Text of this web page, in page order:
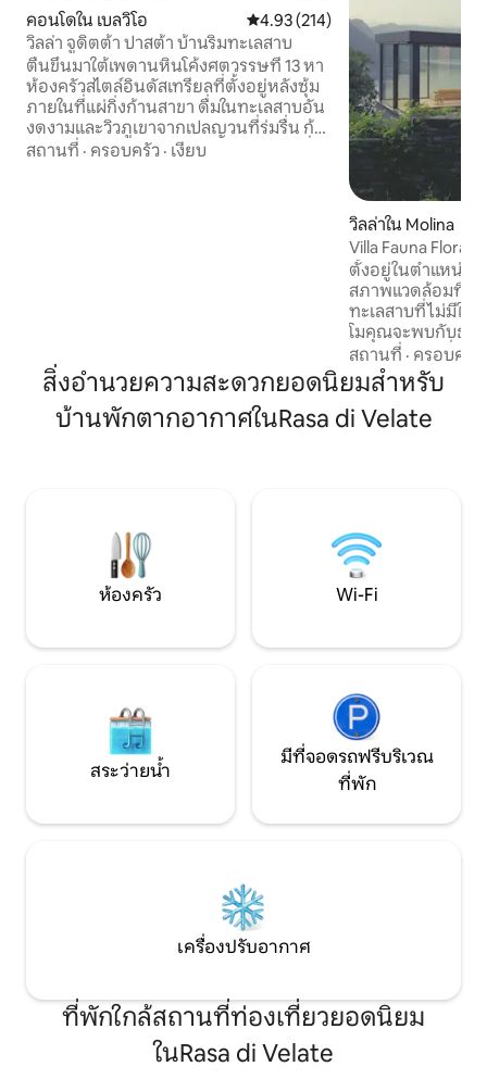
คอนโดใน เบลวิโอ คะแนนเฉลี่ย 4.93 จาก 5, 214 รีวิว
4.93 (214)
วิลล่า จูดิตต้า ปาสต้า บ้านริมทะเลสาบ
ตื่นขึ้นมาใต้เพดานหินโค้งศตวรรษที่ 13 หา
ห้องครัวสไตล์อินดัสเทรียลที่ตั้งอยู่หลังซุ้ม
ภายในที่แผ่กิ่งก้านสาขา ดื่มในทะเลสาบอัน
งดงามและวิวภูเขาจากเปลญวนที่ร่มรื่น ก้าว
ตรงไปยังทะเลสาบโคโมจากระเบียงสวนที่มี
สาธารณะได้: รถเมล์ C30 C31 C32 ออก
ประมาณทุกชั่วโมงจากสถานีรถไฟโคโมซาน
จิโอวานนี, โคโมลาโกเฟอร์โรวีนอร์ดหรือจาก
เรือนำทางของทะเลสาบโคโมเริ่มต้นจาก
Piazza Cavour ในทิศทางของ Torno ซึ่งคุณ
จะไปถึงจุดหมายปลายทางประมาณ 15 นาที
โปรดอนุญาตให้ฉันแนะนำรถที่เล็กที่สุดและ
สบายเนื่องจากการขนส่งสาธารณะและ
โน 2 กม. ห่างจากมิลาน 40 กม. ห่างจากลูกา
โน 38 กม. สามารถเดินทางโดยระบบขนส่ง
สาธารณะ: รถบัส C30 C31 C32 ออกเดิน
ทางประมาณทุกชั่วโมงจากสถานีรถไฟ
Ferrovie Nord หรือจาก Piazza Matteotti
ไปยัง Como-Bellagio ใช้เวลาประมาณ 8
น่ารื่นรมย์แทนการขนส่งสาธารณะแบบ
ดั้งเดิมอาจเป็นการใช้เรือเดินเรือทะเลสาบ
โคโมออกเดินทางจาก Piazza Cavour ใน
ทิศทางของทอร์โนจากจุดที่เดินประมาณ 15
ฉันแนะนำรถที่เล็กที่สุดและราคาถูกที่สุด
เพื่อเคลื่อนย้ายอย่างเป็นอิสระเนื่องจากใน
พื้นที่ของเรามีระบบขนส่งสาธารณะและ
แท็กซี่ที่ไม่ใช่รถประจำทาง วิลล่าพาสต้า
สถานที่ · ครอบครัว · เงียบ
วิลล่าใน Molina
Villa Fauna Flora
ใหม่ล่าสุด
ตั้งอยู่ในตำแหน่งที่
สภาพแวดล้อมที่ไ
ทะเลสาบที่ไม่มีใคร
โมคุณจะพบกับธร
สวยงาม บ้านที่ได้รั
ในปี 2022 ในสไต
ความสงบของจิต
สำหรับวันหยุดที่ส
สถานที่ · ครอบครัว
สิ่งอำนวยความสะดวกยอดนิยมสำหรับ
บ้านพักตากอากาศในRasa di Velate
ห้องครัว Wi-Fi
สระว่ายน้ำ
มีที่จอดรถฟรีบริเวณ
ที่พัก
เครื่องปรับอากาศ
ที่พักใกล้สถานที่ท่องเที่ยวยอดนิยม
ในRasa di Velate